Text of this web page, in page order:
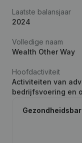
Laatste balansjaar
2024
Volledige naam
Wealth Other Way
Hoofdactiviteit
Activiteiten van
bedrijfsvoering en